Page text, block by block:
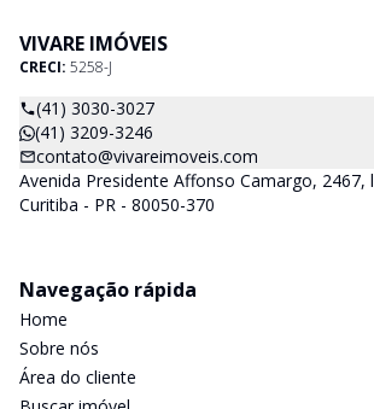
VIVARE IMÓVEIS
CRECI: 5258-J
(41) 3030-3027
(41) 3209-3246
contato@vivareimoveis.com
Avenida Presidente Affonso Camargo, 2467,
Curitiba - PR - 80050-370
Navegação rápida
Home
Sobre nós
Área do cliente